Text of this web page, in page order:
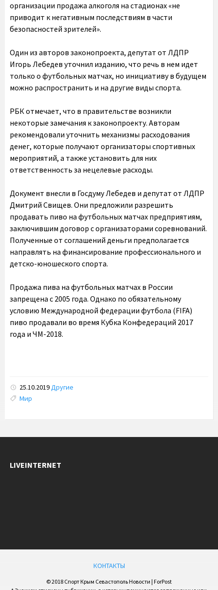
организации продажа алкоголя на стадионах «не
приводит к негативным последствиям в части
безопасностей зрителей».
Один из авторов законопроекта, депутат от ЛДПР
Игорь Лебедев уточнил изданию, что речь в нем идет
только о футбольных матчах, но инициативу в будущем
можно распространить и на другие виды спорта.
РБК отмечает, что в правительстве возникли
некоторые замечания к законопроекту. Авторам
рекомендовали уточнить механизмы расходования
денег, которые получают организаторы спортивных
мероприятий, а также установить для них
ответственность за нецелевые расходы.
Документ внесли в Госдуму Лебедев и депутат от ЛДПР
Дмитрий Свищев. Они предложили разрешить
продавать пиво на футбольных матчах предприятиям,
заключившим договор с организаторами соревнований.
Полученные от соглашений деньги предполагается
направлять на финансирование профессионального и
детско-юношеского спорта.
Продажа пива на футбольных матчах в России
запрещена с 2005 года. Однако по обязательному
условию Международной федерации футбола (FIFA)
пиво продавали во время Кубка Конфедераций 2017
года и ЧМ-2018.
25.10.2019Другие
Tags:
Мир
LIVEINTERNET
КОНТАКТЫ
© 2018 Спорт Крым Севастополь Новости | ForPost